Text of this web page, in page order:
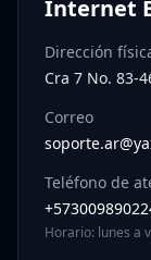
Internet
Dirección
Cra 7 No. 83-
Correo
Teléfono de
Horario: lunes a